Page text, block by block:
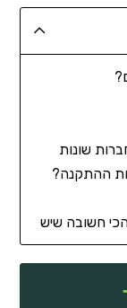
שונות
ההתקנה?
חשובה שיש